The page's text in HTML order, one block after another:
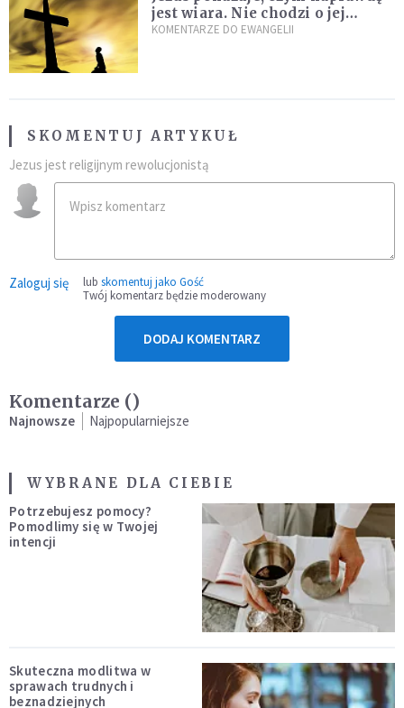
jest wiara. Nie chodzi o jej
wielkość
KOMENTARZE DO EWANGELII
SKOMENTUJ ARTYKUŁ
Jezus jest religijnym rewolucjonistą
Zaloguj się lub skomentuj jako Gość
Twój komentarz będzie moderowany
DODAJ KOMENTARZ
Komentarze ()
Najnowsze Najpopularniejsze
WYBRANE DLA CIEBIE
Potrzebujesz pomocy?
Pomodlimy się w Twojej
intencji
Skuteczna modlitwa w
sprawach trudnych i
beznadziejnych